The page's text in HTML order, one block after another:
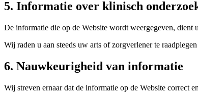
5. Informatie over klinisch
De informatie die op de Website wordt weergegeven, dient
Wij raden u aan steeds uw arts of zorgverlener te
6. Nauwkeurigheid van informatie
Wij streven ernaar dat de informatie op de Website correct